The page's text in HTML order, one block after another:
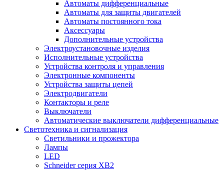
Автоматы дифференциальные
Автоматы для защиты двигателей
Автоматы постоянного тока
Аксессуары
Дополнительные устройства
Электроустановочные изделия
Исполнительные устройства
Устройства контроля и управления
Электронные компоненты
Устройства защиты цепей
Электродвигатели
Контакторы и реле
Выключатели
Автоматические выключатели дифференциальные
Светотехника и сигнализация
Светильники и прожектора
Лампы
LED
Schneider серия XB2